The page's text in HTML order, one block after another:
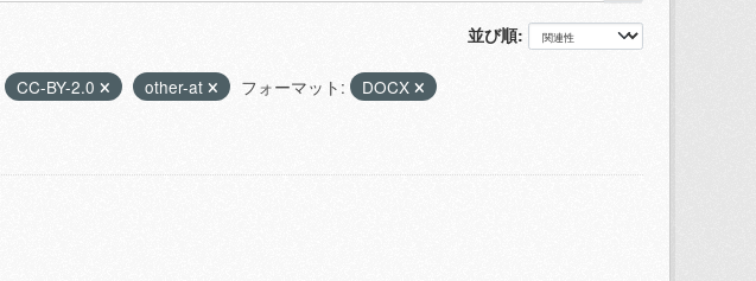
並び順
CC-BY-2.0 other-at フォーマット:
DOCX